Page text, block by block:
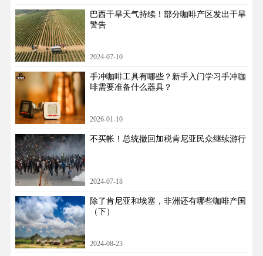
巴西干旱天气持续！部分咖啡产区发出干旱
警告
2024-07-10
手冲咖啡工具有哪些？新手入门学习手冲咖
啡需要准备什么器具？
2026-01-10
不买帐！总统撤回加税肯尼亚民众继续游行
2024-07-18
除了肯尼亚和埃塞，非洲还有哪些咖啡产国
（下）
2024-08-23